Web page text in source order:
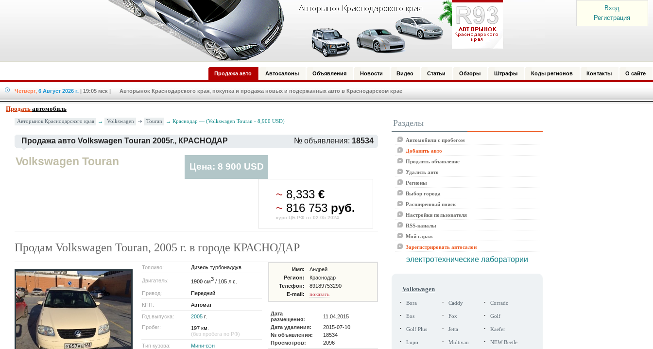
Вход
Регистрация
Продажа авто Автосалоны Объявления Новости Видео Статьи Обзоры Штрафы Коды регионов Контакты О сайте
Четверг, 6 Август 2026 г. | 19:05 мск | Авторынок Краснодарского края, покупка и продажа новых и подержанных авто в Краснодарском крае
Продать автомобиль
Авторынок Краснодарского края → Volkswagen Touran → Краснодар — (Volkswagen Touran - 8,900 USD)
Продажа авто Volkswagen Touran 2005г., КРАСНОДАР № объявления: 18534
Volkswagen Touran Цена: 8 900 USD
~ 8,333€
~ 816 753 руб.
курс ЦБ РФ от 02.05.2024
Продам Volkswagen Touran, 2005 г. в городе КРАСНОДАР
Топливо: Дизель турбонаддув
Двигатель: 1900 см3 / 105 л.с.
Привод:
Передний
КПП:
Автомат
Год выпуска:
2005 г.
Пробег:
197 км.
(без пробега по РФ)
Тип кузова:
Мини-вэн
Имя:
Андрей
Регион:
Краснодар
Телефон:
89189753290
E-mail:
показать
Дата
размещения:
11.04.2015
Дата удаления:
2015-07-10
№ объявления:
18534
Просмотров:
2096
Разделы
Автомобили с пробегом
Добавить авто
Продлить объявление
Удалить авто
Регионы
Выбор города
Расширенный поиск
Настройки пользователя
RSS-каналы
Мой гараж
Зарегистрировать автосалон
электротехнические лаборатории
Volkswagen
· Bora · Caddy · Corrado
· Eos · Fox · Golf
· Golf Plus · Jetta · Kaefer
· Lupo · Multivan · NEW Beetle